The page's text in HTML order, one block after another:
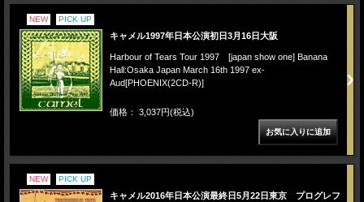
NEW PICK UP
キャメル1997年日本公演初日3月16日大阪
Harbour of Tears Tour 1997 [japan show one] Banana
Hall:Osaka Japan March 16th 1997 ex-
Aud[PHOENIX(2CD-R)]
価格： 3,037円(税込)
NEW PICK UP
キャメル2016年日本公演最終日5月22日東京 プログレフ